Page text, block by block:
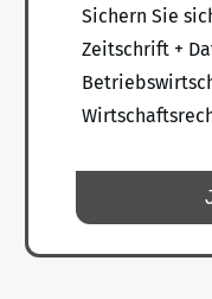
Sichern Sie
Zeitschrift +